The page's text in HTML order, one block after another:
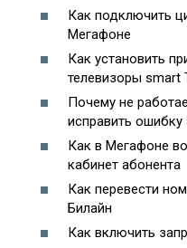
Как подключить
Мегафоне
Как установить
телевизоры smart
Почему не
исправить ошибку
Как в Мегафоне
кабинет абонента
Как перевести
Билайн
Как включить